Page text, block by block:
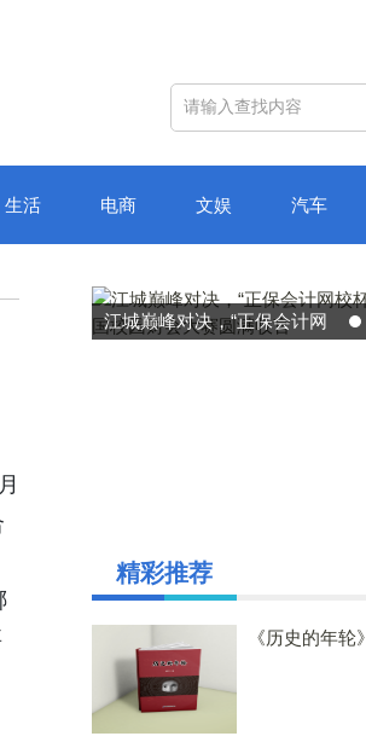
生活 电商 文娱 汽车
破局“纸面教育”：理想树AI自
精彩推荐
《历史的年轮》